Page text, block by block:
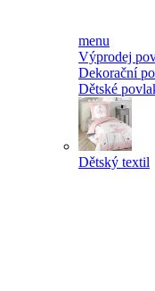
menu
Výprodej
Dekorační
Dětské
Dětský textil